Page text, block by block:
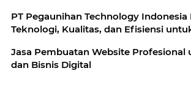
PT Pegaunihan Technology
Teknologi, Kualitas, dan Efisiensi
Jasa Pembuatan Website Profesional
dan Bisnis Digital